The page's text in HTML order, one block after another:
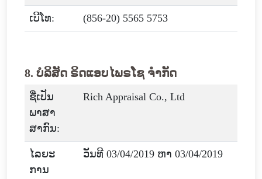
ເບີໂທ: (856-20) 5565 5753
8. ບໍລິສັດ ຣິດແອບໄພຣໂຊ ຈໍາກັດ
ຊື່ເປັນ
ພາສາ
ສາກົນ:
Rich Appraisal Co., Ltd
ໄລຍະ
ການ
ວັນທີ 03/04/2019 ຫາ 03/04/2019